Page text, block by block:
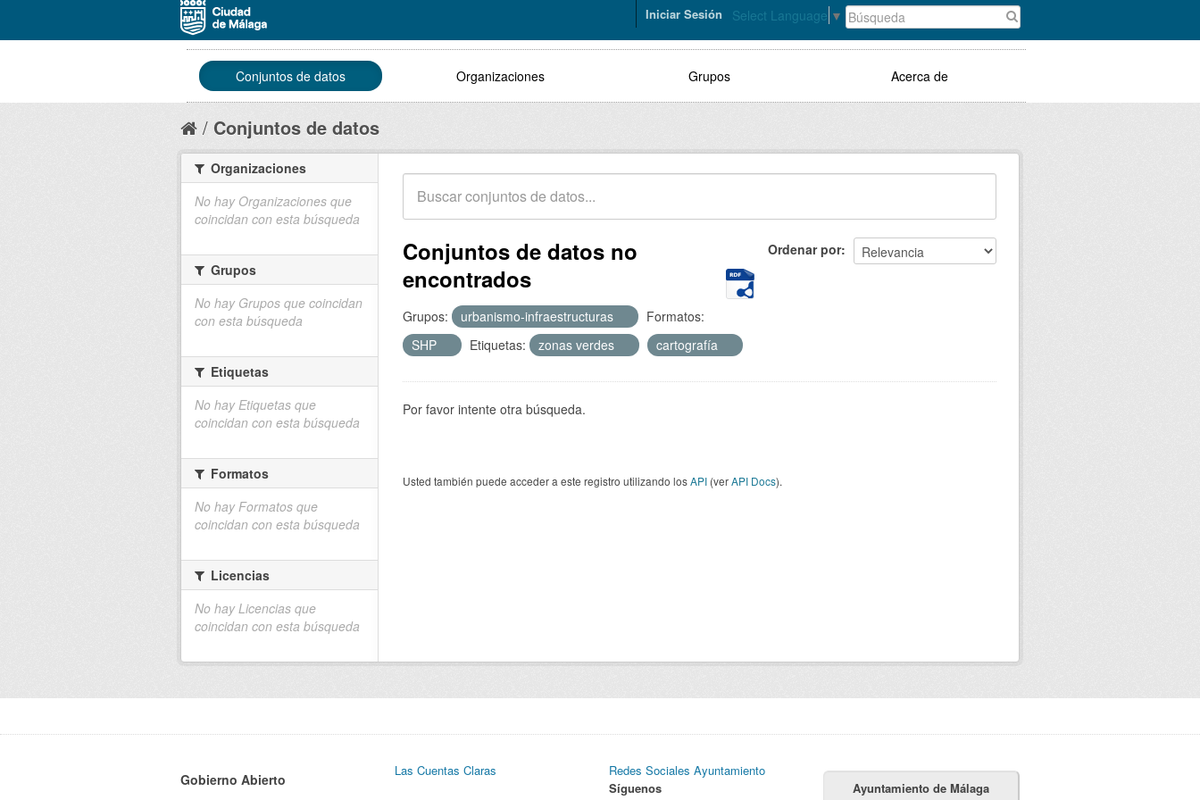
Select Language ▼
Iniciar Sesión
Conjuntos de datos Organizaciones Grupos Acerca de
Conjuntos de datos
Ordenar por
Conjuntos de datos no
encontrados
Grupos: urbanismo-infraestructuras
Formatos:
SHP
Etiquetas: zonas verdes cartografía
Por favor intente otra búsqueda.
Usted también puede acceder a este registro utilizando losAPI (verAPI Docs).
Organizaciones
No hay Organizaciones que
coincidan con esta búsqueda
Grupos
No hay Grupos que coincidan
con esta búsqueda
Etiquetas
No hay Etiquetas que
coincidan con esta búsqueda
Formatos
No hay Formatos que
coincidan con esta búsqueda
Licencias
No hay Licencias que
coincidan con esta búsqueda
Gobierno Abierto
Las Cuentas Claras
Redes Sociales Ayuntamiento
Síguenos
Ayuntamiento de Málaga